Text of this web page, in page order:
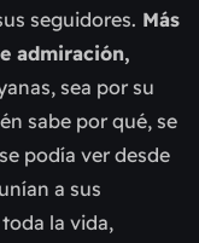
seguidores. Más
admiración,
sea por su
sabe por qué, se
podía ver desde
a sus
la vida,